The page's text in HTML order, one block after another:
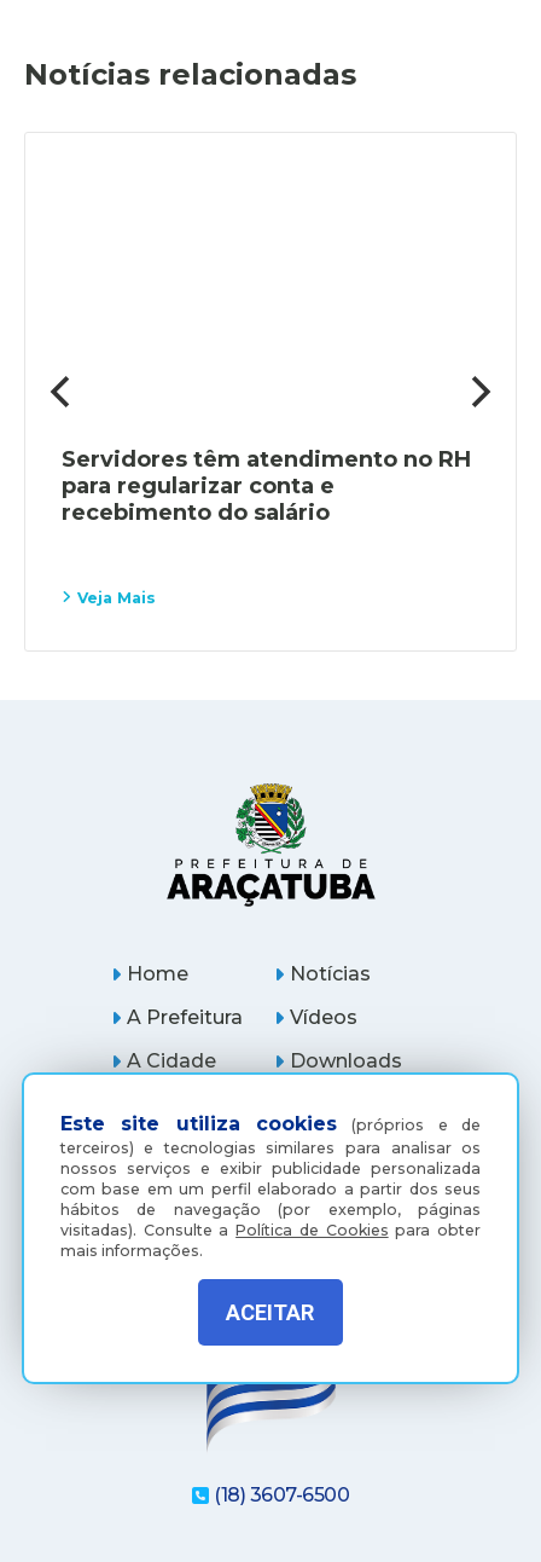
Notícias relacionadas
Servidores têm atendimento no RH
para regularizar conta e
recebimento do salário
Veja Mais
Este site utiliza cookies (próprios e de
terceiros) e tecnologias similares para analisar os
nossos serviços e exibir publicidade personalizada
com base em um perfil elaborado a partir dos seus
hábitos de navegação (por exemplo, páginas
visitadas). Consulte aPolítica de Cookies para obter
mais informações.
ACEITAR
Home
A Prefeitura
A Cidade
Notícias
Vídeos
Downloads
Serviços
Licitações
Ouvidoria
Araçatuba Digital
(18) 3607-6500